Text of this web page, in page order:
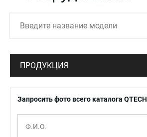
ПРОДУКЦИЯ
Запросить фото всего каталога QTECH